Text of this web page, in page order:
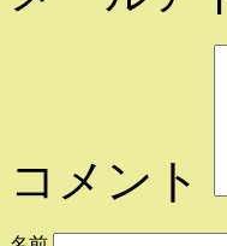
コメント